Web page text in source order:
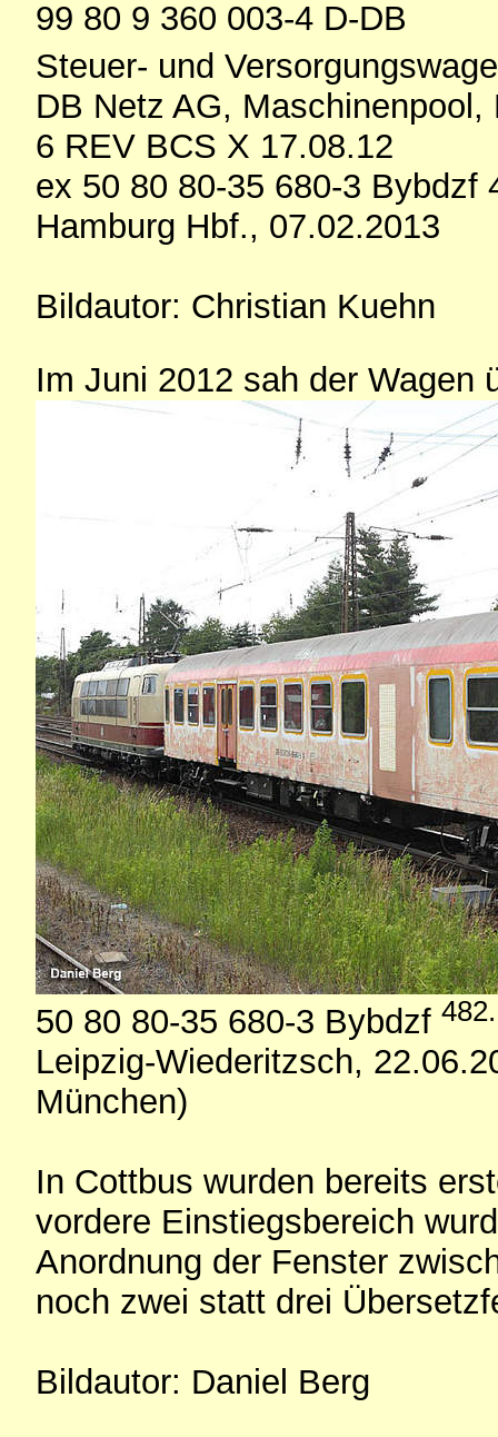
99 80 9 360 003-4 D-DB
Steuer- und
DB Netz AG, Maschinenpool,
6 REV BCS X 17.08.12
ex 50 80 80-35 680-3 Bybdzf
Hamburg Hbf., 07.02.2013
Bildautor: Christian Kuehn
Im Juni 2012 sah der Wagen
50 80 80-35 680-3 Bybdzf
Leipzig-Wiederitzsch,
München)
In Cottbus wurden bereits
vordere Einstiegsbereich
Anordnung der Fenster
noch zwei statt drei
Bildautor: Daniel Berg